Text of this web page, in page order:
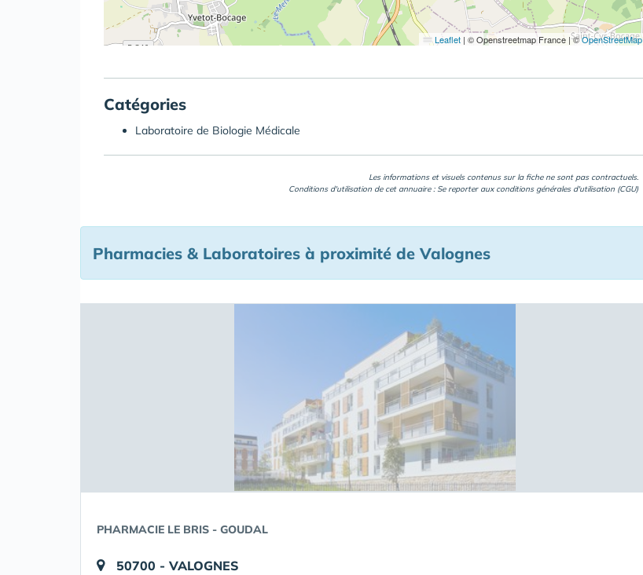
Leaflet | © Openstreetmap France | ©OpenStreetMap
Catégories
Laboratoire de Biologie Médicale
Les informations et visuels contenus sur la fiche ne sont pas contractuels.
Conditions d'utilisation de cet annuaire : Se reporter aux conditions générales d'utilisation (CGU)
Pharmacies & Laboratoires à proximité de Valognes
PHARMACIE LE BRIS - GOUDAL
50700 - VALOGNES